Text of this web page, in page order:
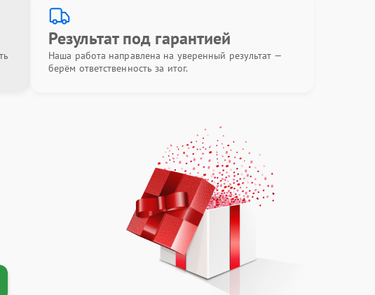
Результат под гарантией
Наша работа направлена на уверенный результат —
берём ответственность за итог.